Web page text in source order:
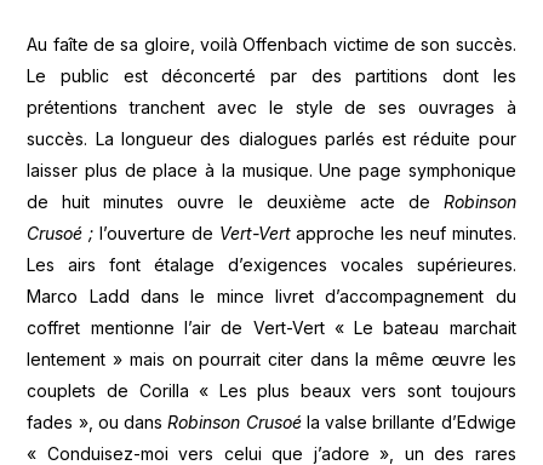
Au faîte de sa gloire, voilà Offenbach victime de son succès.
Le public est déconcerté par des partitions dont les
prétentions tranchent avec le style de ses ouvrages à
succès. La longueur des dialogues parlés est réduite pour
laisser plus de place à la musique. Une page symphonique
de huit minutes ouvre le deuxième acte de Robinson
Crusoé ; l’ouverture de Vert-Vertapproche les neuf minutes.
Les airs font étalage d’exigences vocales supérieures.
Marco Ladd dans le mince livret d’accompagnement du
coffret mentionne l’air de Vert-Vert « Le bateau marchait
lentement » mais on pourrait citer dans la même œuvre les
couplets de Corilla « Les plus beaux vers sont toujours
fades », ou dansRobinson Crusoéla valse brillante d’Edwige
« Conduisez-moi vers celui que j’adore », un des rares